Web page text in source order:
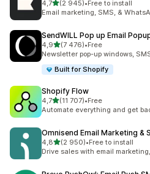
4,7/ 5 tähteä
(2 945)
2945 arvostelua yhteensä
•Free to install
Email marketing, SMS, &
SendWILL Pop up Email
4,9/ 5 tähteä
(7 476)
7476 arvostelua yhteensä
•Free
Newsletter pop-up windows,
Built for Shopify
Shopify Flow
4,7/ 5 tähteä
(11 707)
11707 arvostelua yhteensä
•Free
Automate everything and get
Omnisend Email Marketing &
4,8/ 5 tähteä
(2 950)
2950 arvostelua yhteensä
•Free to install
Drive sales with email